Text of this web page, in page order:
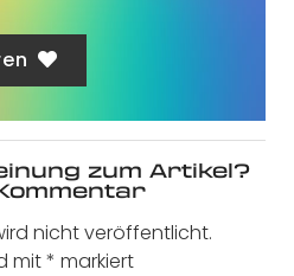
zum Artikel?
nicht veröffentlicht.
mit* markiert